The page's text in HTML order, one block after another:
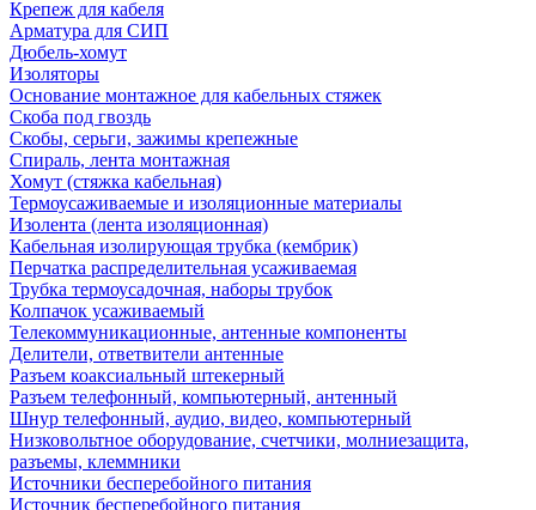
Крепеж для кабеля
Арматура для СИП
Дюбель-хомут
Изоляторы
Основание монтажное для кабельных стяжек
Скоба под гвоздь
Скобы, серьги, зажимы крепежные
Спираль, лента монтажная
Хомут (стяжка кабельная)
Термоусаживаемые и изоляционные материалы
Изолента (лента изоляционная)
Кабельная изолирующая трубка (кембрик)
Перчатка распределительная усаживаемая
Трубка термоусадочная, наборы трубок
Колпачок усаживаемый
Телекоммуникационные, антенные компоненты
Делители, ответвители антенные
Разъем коаксиальный штекерный
Разъем телефонный, компьютерный, антенный
Шнур телефонный, аудио, видео, компьютерный
Низковольтное оборудование, счетчики, молниезащита,
разъемы, клеммники
Источники бесперебойного питания
Источник бесперебойного питания